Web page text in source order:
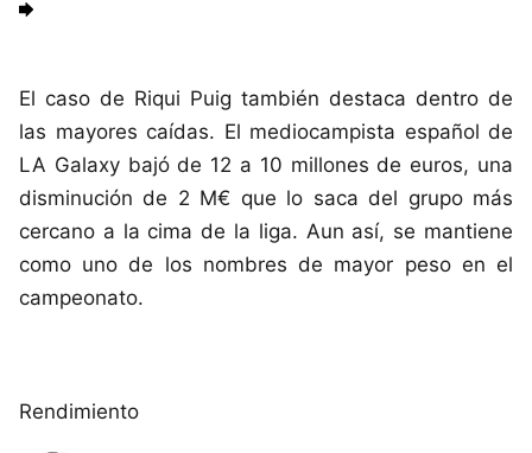
El caso de Riqui Puig también destaca dentro de
las mayores caídas. El mediocampista español de
LA Galaxy bajó de 12 a 10 millones de euros, una
disminución de 2 M€ que lo saca del grupo más
cercano a la cima de la liga. Aun así, se mantiene
como uno de los nombres de mayor peso en el
campeonato.
Rendimiento